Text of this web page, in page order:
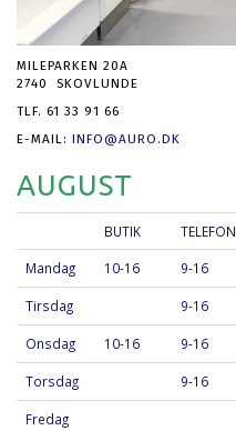
MILEPARKEN 20A
2740 SKOVLUNDE
TLF. 61 33 91 66
E-MAIL: INFO@AURO.DK
AUGUST
BUTIK TELEFON
Mandag 10-16 9-16
Tirsdag 9-16
Onsdag 10-16 9-16
Torsdag 9-16
Fredag